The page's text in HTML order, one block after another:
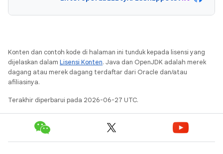
Konten dan contoh kode di halaman ini tunduk kepada lisensi yang
dijelaskan dalam Lisensi Konten. Java dan OpenJDK adalah merek
dagang atau merek dagang terdaftar dari Oracle dan/atau
afiliasinya.
Terakhir diperbarui pada 2026-06-27 UTC.